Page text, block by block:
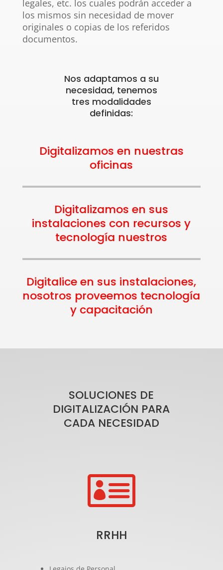
legales, etc. los cuales podrán acceder a
los mismos sin necesidad de mover
originales o copias de los referidos
documentos.
Nos adaptamos a su
necesidad, tenemos
tres modalidades
definidas:
Digitalizamos en nuestras
oficinas
Digitalizamos en sus
instalaciones con recursos y
tecnología nuestros
Digitalice en sus instalaciones,
nosotros proveemos tecnología
y capacitación
SOLUCIONES DE
DIGITALIZACIÓN PARA
CADA NECESIDAD

RRHH